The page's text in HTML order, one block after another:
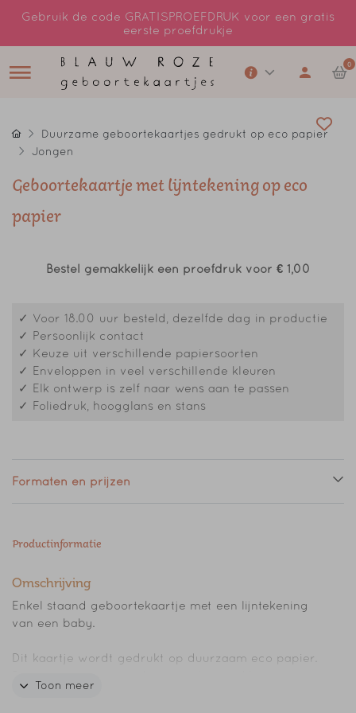
Gebruik de code GRATISPROEFDRUK voor een gratis
eerste proefdrukje
0
Duurzame geboortekaartjes gedrukt op eco papier
Jongen
Geboortekaartje met lijntekening op eco
papier
Bestel gemakkelijk een proefdruk voor € 1,00
✓ Voor 18.00 uur besteld, dezelfde dag in productie
✓ Persoonlijk contact
✓ Keuze uit verschillende papiersoorten
✓ Enveloppen in veel verschillende kleuren
✓ Elk ontwerp is zelf naar wens aan te passen
✓ Foliedruk, hoogglans en stans
Formaten en prijzen
Productinformatie
Omschrijving
Enkel staand geboortekaartje met een lijntekening
van een baby.
Dit kaartje wordt gedrukt op duurzaam eco papier.
zitten zichtbare zwarte vezeltjes in.
Toon meer